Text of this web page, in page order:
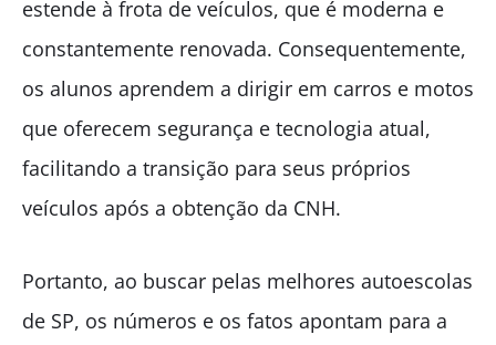
estende à frota de veículos, que é moderna e
constantemente renovada. Consequentemente,
os alunos aprendem a dirigir em carros e motos
que oferecem segurança e tecnologia atual,
facilitando a transição para seus próprios
veículos após a obtenção da CNH.
Portanto, ao buscar pelas melhores autoescolas
de SP, os números e os fatos apontam para a